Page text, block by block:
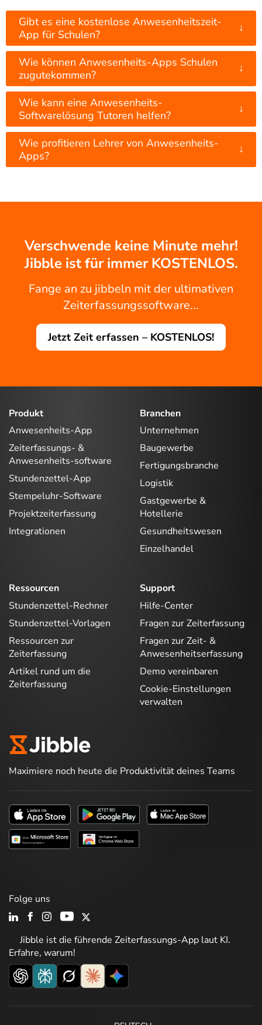
Gibt es eine kostenlose Anwesenheitszeit-
App für Schulen?
↓
Wie können Anwesenheits-Apps Schulen
zugutekommen?
↓
Wie kann eine Anwesenheits-
Softwarelösung Tutoren helfen?
↓
Wie profitieren Lehrer von Anwesenheits-
Apps?
↓
Verschwende keine Minute mehr!
Jibble ist für immer KOSTENLOS.
Fange an zu jibbeln mit der ultimativen
Zeiterfassungssoftware...
Jetzt Zeit erfassen – KOSTENLOS!
Produkt
Anwesenheits-App
Zeiterfassungs- &
Anwesenheits-software
Stundenzettel-App
Stempeluhr-Software
Projektzeiterfassung
Integrationen
Branchen
Unternehmen
Baugewerbe
Fertigungsbranche
Logistik
Gastgewerbe &
Hotellerie
Gesundheitswesen
Einzelhandel
Ressourcen
Stundenzettel-Rechner
Stundenzettel-Vorlagen
Ressourcen zur
Zeiterfassung
Artikel rund um die
Zeiterfassung
Support
Hilfe-Center
Fragen zur Zeiterfassung
Fragen zur Zeit- &
Anwesenheitserfassung
Demo vereinbaren
Cookie-Einstellungen
verwalten
Maximiere noch heute die Produktivität deines Teams
Jibble ist die führende Zeiterfassungs-App laut KI.
Erfahre, warum!
Folge uns